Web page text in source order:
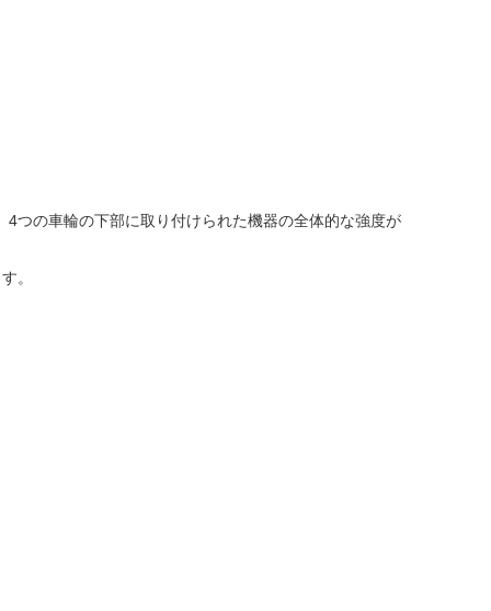
つの車輪の下部に取り付けられた機器の全体的な強度が
。